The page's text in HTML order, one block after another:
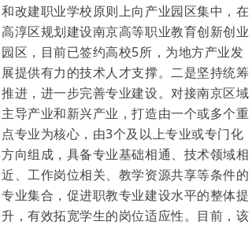
和改建职业学校原则上向产业园区集中，在
高淳区规划建设南京高等职业教育创新创业
园区，目前已签约高校5所，为地方产业发
展提供有力的技术人才支撑。二是坚持统筹
推进，进一步完善专业建设。对接南京区域
主导产业和新兴产业，打造由一个或多个重
点专业为核心，由3个及以上专业或专门化
方向组成，具备专业基础相通、技术领域相
近、工作岗位相关、教学资源共享等条件的
专业集合，促进职教专业建设水平的整体提
升，有效拓宽学生的岗位适应性。目前，该